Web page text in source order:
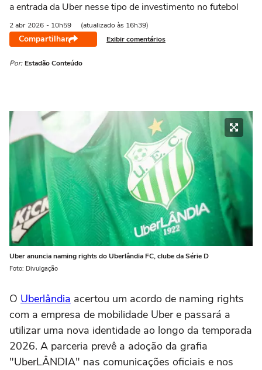
a entrada da Uber nesse tipo de investimento no futebol
2 abr 2026 - 10h59 (atualizado às 16h39)
Compartilhar Exibir comentários
Por: Estadão Conteúdo
Uber anuncia naming rights do Uberlândia FC, clube da Série D
Foto: Divulgação
O Uberlândia acertou um acordo de naming rights
com a empresa de mobilidade Uber e passará a
utilizar uma nova identidade ao longo da temporada
2026. A parceria prevê a adoção da grafia
"UberLÂNDIA" nas comunicações oficiais e nos